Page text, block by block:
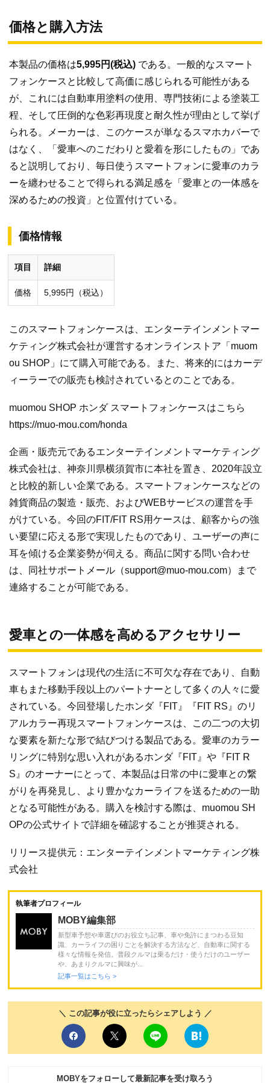
価格と購入方法
本製品の価格は5,995円(税込) である。一般的なスマート
フォンケースと比較して高価に感じられる可能性がある
が、これには自動車用塗料の使用、専門技術による塗装工
程、そして圧倒的な色彩再現度と耐久性が理由として挙げ
られる。メーカーは、このケースが単なるスマホカバーで
はなく、「愛車へのこだわりと愛着を形にしたもの」であ
ると説明しており、毎日使うスマートフォンに愛車のカラ
ーを纏わせることで得られる満足感を「愛車との一体感を
深めるための投資」と位置付けている。
価格情報
項目 詳細
価格 5,995円（税込）
このスマートフォンケースは、エンターテインメントマー
ケティング株式会社が運営するオンラインストア「muom
ou SHOP」にて購入可能である。また、将来的にはカーデ
ィーラーでの販売も検討されているとのことである。
muomou SHOP ホンダ スマートフォンケースはこちら
https://muo-mou.com/honda
企画・販売元であるエンターテインメントマーケティング
株式会社は、神奈川県横須賀市に本社を置き、2020年設立
と比較的新しい企業である。スマートフォンケースなどの
雑貨商品の製造・販売、およびWEBサービスの運営を手
がけている。今回のFIT/FIT RS用ケースは、顧客からの強
い要望に応える形で実現したものであり、ユーザーの声に
耳を傾ける企業姿勢が伺える。商品に関する問い合わせ
は、同社サポートメール（support@muo-mou.com）まで
連絡することが可能である。
愛車との一体感を高めるアクセサリー
スマートフォンは現代の生活に不可欠な存在であり、自動
車もまた移動手段以上のパートナーとして多くの人々に愛
されている。今回登場したホンダ『FIT』『FIT RS』のリ
アルカラー再現スマートフォンケースは、この二つの大切
な要素を新たな形で結びつける製品である。愛車のカラー
リングに特別な思い入れがあるホンダ『FIT』や『FIT R
S』のオーナーにとって、本製品は日常の中に愛車との繋
がりを再発見し、より豊かなカーライフを送るための一助
となる可能性がある。購入を検討する際は、muomou SH
OPの公式サイトで詳細を確認することが推奨される。
リリース提供元：エンターテインメントマーケティング株
式会社
執筆者プロフィール
MOBY編集部
新型車予想や車選びのお役立ち記事、車や免許にまつわる豆知
識、カーライフの困りごとを解決する方法など、自動車に関する
様々な情報を発信。普段クルマは乗るだけ・使うだけのユーザー
や、あまりクルマに興味が...
記事一覧はこちら >
＼ この記事が役に立ったらシェアしよう ／
MOBYをフォローして最新記事を受け取ろう